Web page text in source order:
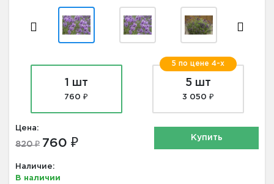
1 шт
760 ₽
5 по цене 4-х
5 шт
3 050 ₽
Цена:
820 ₽ 760 ₽
Наличие:
В наличии
Купить